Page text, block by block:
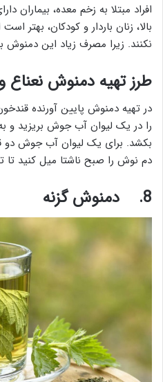
افراد مبتلا به زخم معده، بیماران
بالا، زنان باردار و کودکان، بهتر
نکنند. زیرا مصرف زیاد این
طرز تهیه دمنوش
در تهیه دمنوش پایین آورنده
بکشد. برای یک لیوان آب جوش
دم نوش را صبح ناشتا میل کنید تا
8. دمنوش گزنه